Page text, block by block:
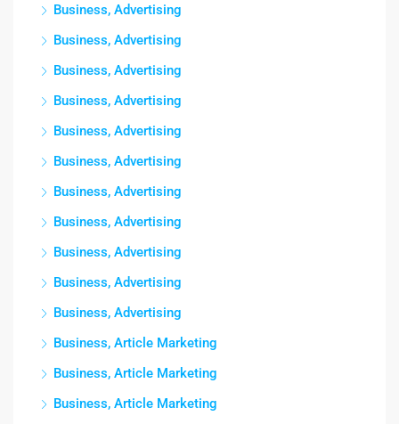
Business, Advertising
Business, Advertising
Business, Advertising
Business, Advertising
Business, Advertising
Business, Advertising
Business, Advertising
Business, Advertising
Business, Advertising
Business, Advertising
Business, Advertising
Business, Article Marketing
Business, Article Marketing
Business, Article Marketing